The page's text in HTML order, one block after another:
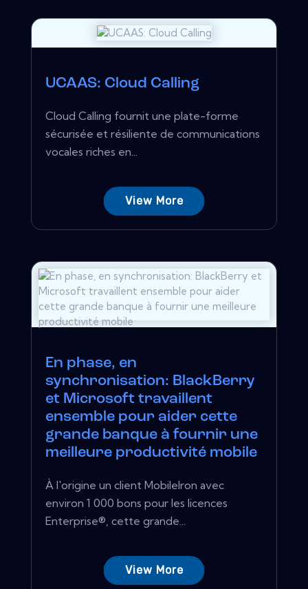
UCAAS: Cloud Calling
Cloud Calling fournit une plate-forme
sécurisée et résiliente de communications
vocales riches en...
View More
En phase, en
synchronisation: BlackBerry
et Microsoft travaillent
ensemble pour aider cette
grande banque à fournir une
meilleure productivité mobile
À l'origine un client MobileIron avec
environ 1 000 bons pour les licences
Enterprise®, cette grande...
View More